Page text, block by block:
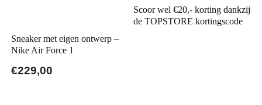
Sneaker met eigen ontwerp –
Nike Air Force 1
€229,00
Scoor wel €20,- korting dankzij
de TOPSTORE kortingscode